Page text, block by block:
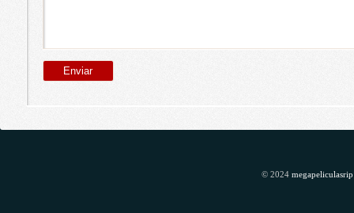
© 2024 megapeliculasrip